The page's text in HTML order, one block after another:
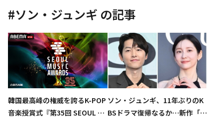
#ソン・ジュンギ の記事
韓国最高峰の権威を誇るK-POP
音楽授賞式『第35回 SEOUL M
ソン・ジュンギ、11年ぶりのK
BSドラマ復帰なるか…新作「ラ